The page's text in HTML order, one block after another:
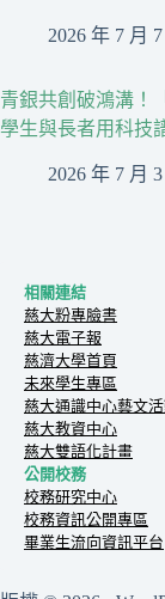
2026 年 7 月 7
青銀共創破鴻溝！
學生與長者用科技
2026 年 7 月 3
相關連結
慈大粉專臉書
慈大電子報
慈濟大學首頁
未來學生專區
慈大通識中心藝文
慈大教資中心
慈大雙語化計畫
公開校務
校務研究中心
校務資訊公開專區
畢業生流向資訊平台